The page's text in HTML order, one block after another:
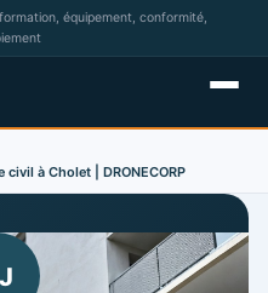
équipement, conformité,
à Cholet | DRONECORP